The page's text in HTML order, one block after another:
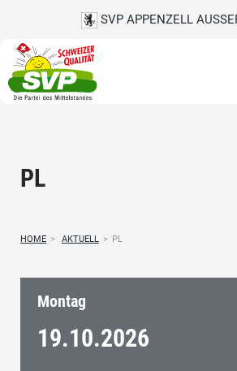
SVP APPENZELL
PL
HOME > AKTUELL > PL
Montag
19.10.2026